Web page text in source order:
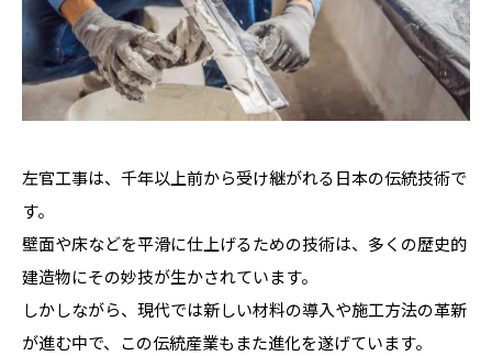
左官工事は、千年以上前から受け継がれる日本の伝統技術で
す。
壁面や床などを平滑に仕上げるための技術は、多くの歴史的
建造物にその妙技が生かされています。
しかしながら、現代では新しい材料の導入や施工方法の革新
が進む中で、この伝統産業もまた進化を遂げています。